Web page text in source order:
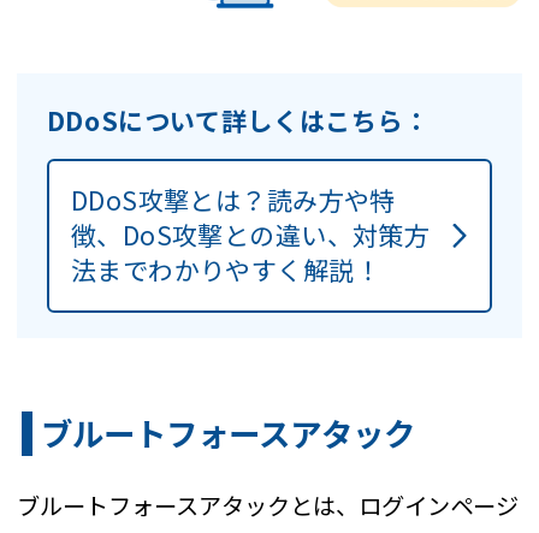
DDoSについて詳しくはこちら：
DDoS攻撃とは？読み方や特
徴、DoS攻撃との違い、対策方
法までわかりやすく解説！
ブルートフォースアタック
ブルートフォースアタックとは、ログインページ